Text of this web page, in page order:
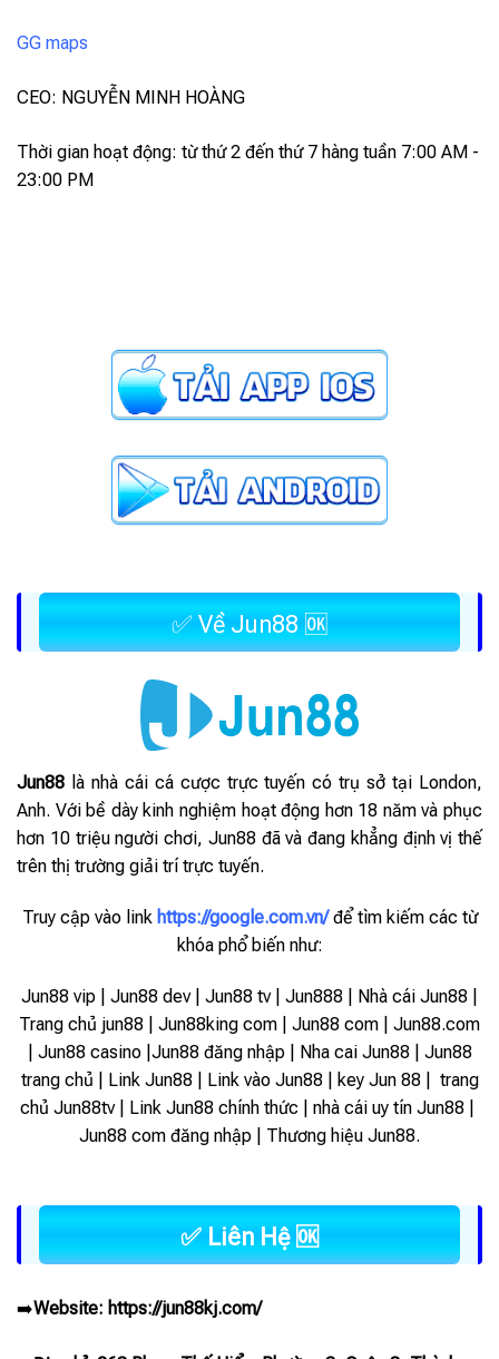
GG maps
CEO: NGUYỄN MINH HOÀNG
Thời gian hoạt động: từ thứ 2 đến thứ 7 hàng tuần 7:00 AM -
23:00 PM
✅ Về Jun88 🆗
Jun88 là nhà cái cá cược trực tuyến có trụ sở tại London,
Anh. Với bề dày kinh nghiệm hoạt động hơn 18 năm và phục
hơn 10 triệu người chơi, Jun88 đã và đang khẳng định vị thế
trên thị trường giải trí trực tuyến.
Truy cập vào link https://google.com.vn/ để tìm kiếm các từ
khóa phổ biến như:
Jun88 vip | Jun88 dev | Jun88 tv | Jun888 | Nhà cái Jun88 |
Trang chủ jun88 | Jun88king com | Jun88 com | Jun88.com
| Jun88 casino |Jun88 đăng nhập | Nha cai Jun88 | Jun88
trang chủ | Link Jun88 | Link vào Jun88 |
key Jun 88 | trang
chủ Jun88tv | Link Jun88 chính thức | nhà cái uy tín Jun88 |
Jun88 com đăng nhập | Thương hiệu Jun88.
✅ Liên Hệ 🆗
➡️Website: https://jun88kj.com/